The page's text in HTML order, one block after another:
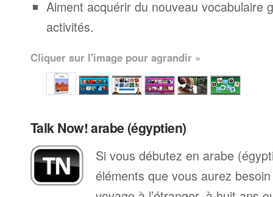
Aiment acquérir du nouveau vocabulaire
activités.
Cliquer sur l'image pour agrandir »
Talk Now! arabe (égyptien)
Si vous débutez en arabe
éléments que vous aurez